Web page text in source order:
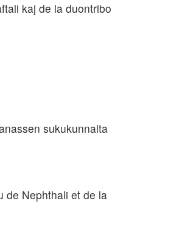
kaj de la duontribo
sukukunnalta
de Nephthali et de la